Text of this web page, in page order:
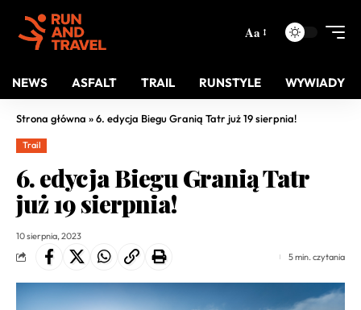
Aa
NEWS ASFALT TRAIL RUNSTYLE WYWIADY
Strona główna »6. edycja Biegu Granią Tatr już 19 sierpnia!
Trail
6. edycja Biegu Granią Tatr
już 19 sierpnia!
10 sierpnia, 2023
5 min. czytania